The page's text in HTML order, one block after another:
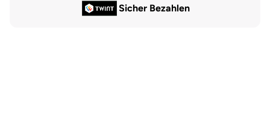
Sicher Bezahlen